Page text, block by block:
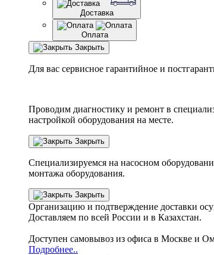
Доставка
Оплата
Закрыть
Для вас сервисное гарантийное и
Проводим диагностику и ремонт в
настройкой оборудования на месте.
Закрыть
Специализируемся на насосном
монтажа оборудования.
Закрыть
Организацию и подтверждение доставки
Доставляем по всей России и в
Доступен самовывоз из офиса в Москве и
Подробнее..